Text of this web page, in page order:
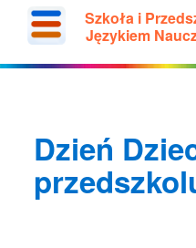
Szkoła i
Językiem
Dzień